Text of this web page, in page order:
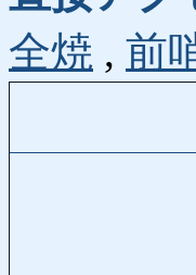
全焼 , 前